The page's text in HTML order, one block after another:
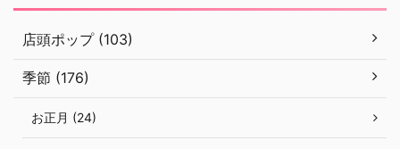
店頭ポップ (103)
季節 (176)
お正月 (24)